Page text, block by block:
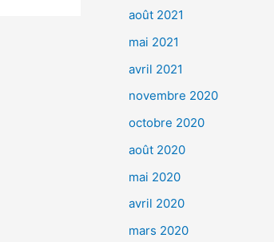
août 2021
mai 2021
avril 2021
novembre 2020
octobre 2020
août 2020
mai 2020
avril 2020
mars 2020